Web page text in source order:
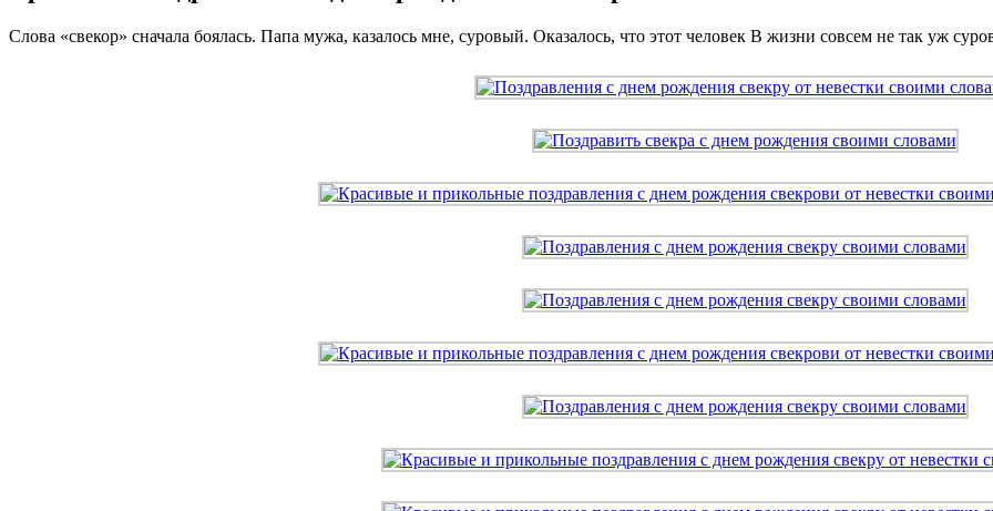
Слова «свекор» сначала боялась. Папа мужа, казалось мне, суровый. Оказалось, что этот человек В жизни совсем не так уж